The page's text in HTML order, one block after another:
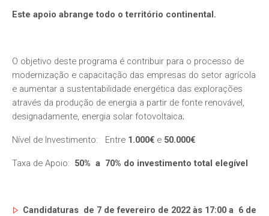
Este apoio abrange todo o território continental.
O objetivo deste programa é contribuir para o processo de
modernização e capacitação das empresas do setor agrícola
e aumentar a sustentabilidade energética das explorações
através da produção de energia a partir de fonte renovável,
designadamente, energia solar fotovoltaica;
Nível de Investimento: Entre 1.000€ e 50.000€
Taxa de Apoio: 50% a 70% do investimento total elegível
Candidaturas de 7 de fevereiro de 2022 às 17:00 a 6 de